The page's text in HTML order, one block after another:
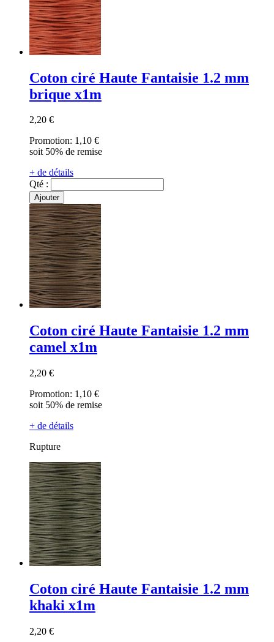
Coton ciré Haute Fantaisie 1.2 mm
brique x1m
2,20 €
Promotion: 1,10 €
soit 50% de remise
+ de détails
Qté :
Ajouter
Coton ciré Haute Fantaisie 1.2 mm
camel x1m
2,20 €
Promotion: 1,10 €
soit 50% de remise
+ de détails
Rupture
Coton ciré Haute Fantaisie 1.2 mm
khaki x1m
2,20 €